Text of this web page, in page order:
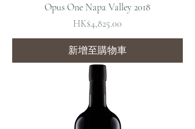
Opus One Napa Valley 2018
價格
HK$4,825.00
新增至購物車